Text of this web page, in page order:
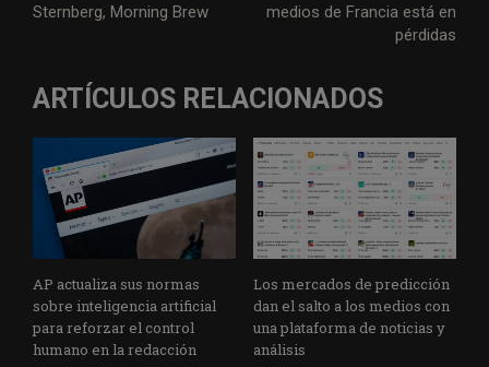
Sternberg, Morning Brew
medios de Francia está en
pérdidas
ARTÍCULOS RELACIONADOS
AP actualiza sus normas
sobre inteligencia artificial
para reforzar el control
humano en la redacción
Los mercados de predicción
dan el salto a los medios con
una plataforma de noticias y
análisis